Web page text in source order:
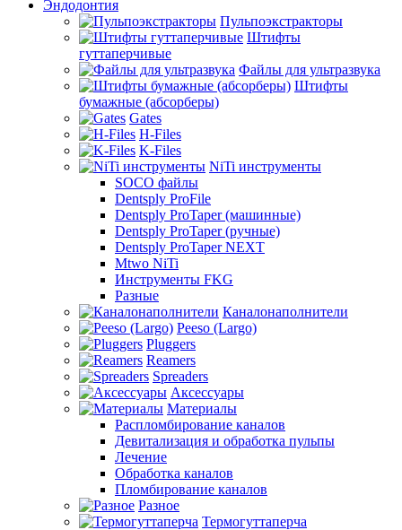
Эндодонтия
Пульпоэкстракторы
Штифты
гуттаперчивые
Файлы для ультразвука
Штифты
бумажные (абсорберы)
Gates
H-Files
K-Files
NiTi инструменты
SOCO файлы
Dentsply ProFile
Dentsply ProTaper (машинные)
Dentsply ProTaper (ручные)
Dentsply ProTaper NEXT
Mtwo NiTi
Инструменты FKG
Разные
Каналонаполнители
Peeso (Largo)
Pluggers
Reamers
Spreaders
Аксессуары
Материалы
Распломбирование каналов
Девитализация и обработка пульпы
Лечение
Обработка каналов
Пломбирование каналов
Разное
Термогуттаперча